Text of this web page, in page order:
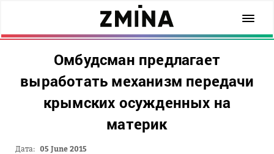
Омбудсман предлагает
выработать механизм передачи
крымских осужденных на
материк
Дата: 05 June 2015